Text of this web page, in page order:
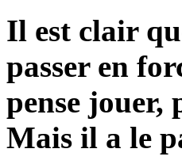
Il est clair
passer en
pense jouer,
Mais il a le